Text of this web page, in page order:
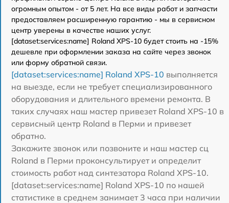
огромным опытом - от 5 лет. На все виды работ и запчасти
предоставляем расширенную гарантию - мы в сервисном
центр уверены в качестве наших услуг.
[dataset:services:name] Roland XPS-10 будет стоить на -15%
дешевле при оформлении заказа на сайте через звонок
или форму обратной связи.
[dataset:services:name] Roland XPS-10 выполняется
на выезде, если не требует специализированного
оборудования и длительного времени ремонта. В
таких случаях наш мастер привезет Roland XPS-10 в
сервисный центр Roland в Перми и привезет
обратно.
Закажите звонок или позвоните и наш мастер сц
Roland в Перми проконсультирует и определит
стоимость работ над синтезатора Roland XPS-10.
[dataset:services:name] Roland XPS-10 по нашей
статистике в среднем занимает 3 часа при наличии